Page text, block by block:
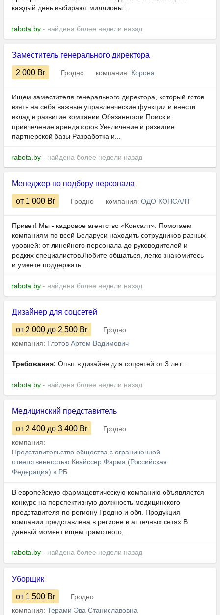
каждый день выбирают миллионы...
rabota.by - найдена более недели назад
Заместитель генерального директора
2 000 Br Гродно компания: Корона
Ищем заместителя генерального директора, который готов
взять на себя важные управленческие функции и внести
вклад в развитие компании.Обязанности Поиск и
привлечение арендаторов Увеличение и развитие
партнерской базы Разработка и...
rabota.by - найдена более недели назад
Менеджер по подбору персонала
от 1 000 Br Гродно компания: ОДО КОНСАЛТ
Привет! Мы - кадровое агентство «Консалт». Помогаем
компаниям по всей Беларуси находить сотрудников разных
уровней: от линейного персонала до руководителей и
редких специалистов.Любите общаться, легко знакомитесь
и умеете поддержать...
rabota.by - найдена более недели назад
Дизайнер для соцсетей
от 2 000 до 2 500 Br
Гродно
компания: Глотов Артем Вадимович
Требования: Опыт в дизайне для соцсетей от 3 лет...
rabota.by - найдена более недели назад
Медицинский представитель
от 2 400 до 3 400 Br
Гродно
компания:
Представительство общества с ограниченной
ответственностью Квайссер Фарма (Российская
Федерация) в РБ
В европейскую фармацевтическую компанию объявляется
конкурс на перспективную должность медицинского
представителя по региону Гродно и обл. Продукция
компании представлена в регионе в аптечных сетях В
данный момент ищем грамотного,...
rabota.by - найдена более недели назад
Уборщик
от 1 500 Br
Гродно
компания: Терами Эва Станиславовна